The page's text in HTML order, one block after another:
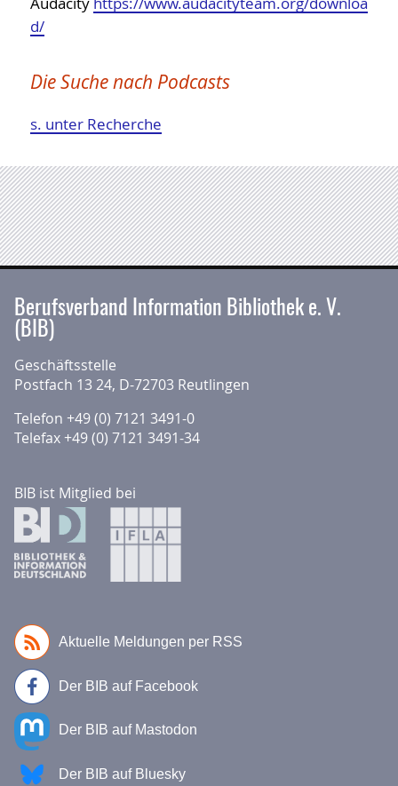
Linkliste Coronavirus
Medien an den Rändern
BuB
KEB - Eingruppierung
KOPL - One-Person-Librarians
New Professionals
UX Bibliotheken
d/
Die Suche nach Podcasts
s. unter Recherche
BIB ist Mitglied bei
Berufsverband Information Bibliothek e. V.
(BIB)
Geschäftsstelle
Postfach 13 24, D-72703 Reutlingen
Telefon +49 (0) 7121 3491-0
Telefax +49 (0) 7121 3491-34
Aktuelle Meldungen per RSS
Der BIB auf Facebook
Der BIB auf Mastodon
Der BIB auf Bluesky